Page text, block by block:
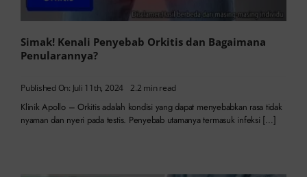
Simak! Kenali Penyebab Orkitis dan Bagaimana
Penularannya?
Published On: Juli 11th, 2024 2.2 min read
Klinik Apollo – Orkitis adalah kondisi yang dapat menyebabkan rasa tidak
nyaman dan nyeri pada testis. Penyebab utamanya termasuk infeksi […]